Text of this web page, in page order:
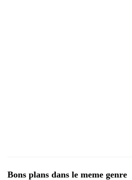
Bons plans dans le meme genre